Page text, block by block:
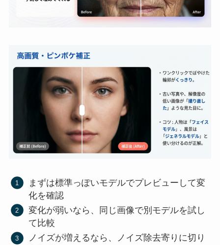
まずは標準っぽいモデルでプレビューして変
化を確認
変化が弱いなら、同じ画像で別モデルを試し
て比較
ノイズが増えるなら、ノイズ除去寄りに切り